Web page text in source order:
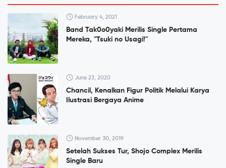
February 4, 2021
Band Tak0o0yaki Merilis Single Pertama
Mereka, "Tsuki no Usagi!"
June 23, 2020
Chancil, Kenalkan Figur Politik Melalui Karya
Ilustrasi Bergaya Anime
November 30, 2019
Setelah Sukses Tur, Shojo Complex Merilis
Single Baru